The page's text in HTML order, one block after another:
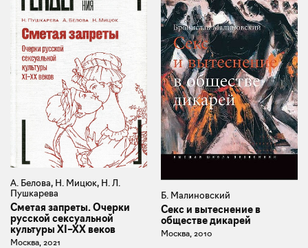
А. Белова, Н. Мицюк, Н. Л.
Пушкарева
Сметая запреты. Очерки
русской сексуальной
культуры XI–XX веков
Москва, 2021
Б. Малиновский
Секс и вытеснение в
обществе дикарей
Москва, 2010